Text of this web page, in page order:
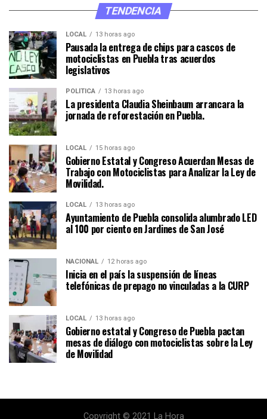
TENDENCIA
LOCAL 13 horas ago
Pausada la entrega de chips para cascos de
motociclistas en Puebla tras acuerdos
legislativos
POLÍTICA 13 horas ago
La presidenta Claudia Sheinbaum arrancara la
jornada de reforestación en Puebla.
LOCAL 15 horas ago
Gobierno Estatal y Congreso Acuerdan Mesas de
Trabajo con Motociclistas para Analizar la Ley de
Movilidad.
LOCAL 13 horas ago
Ayuntamiento de Puebla consolida alumbrado LED
al 100 por ciento en Jardines de San José
NACIONAL 12 horas ago
Inicia en el país la suspensión de líneas
telefónicas de prepago no vinculadas a la CURP
LOCAL 13 horas ago
Gobierno estatal y Congreso de Puebla pactan
mesas de diálogo con motociclistas sobre la Ley
de Movilidad
Copyright © 2021 La Hora